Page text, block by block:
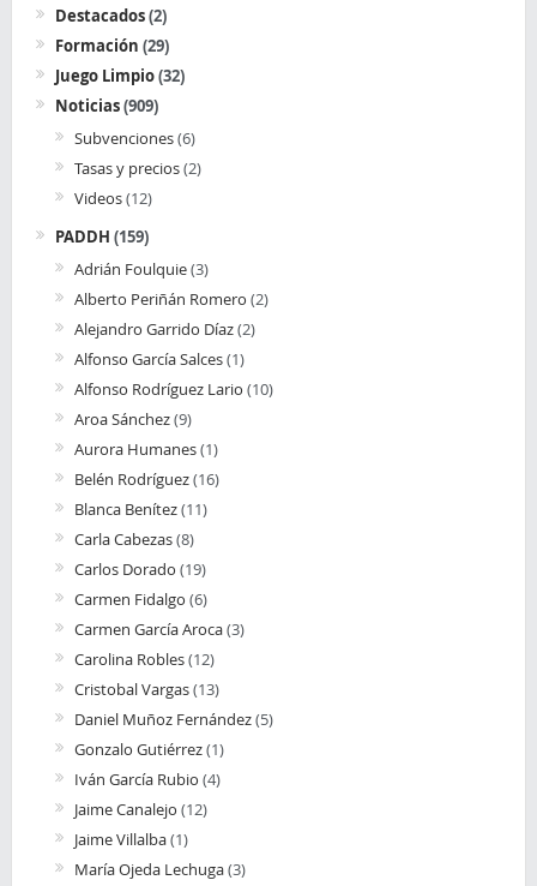
Destacados(2)
Formación (29)
Juego Limpio(32)
Noticias(909)
Subvenciones(6)
Tasas y precios(2)
Videos(12)
PADDH (159)
Adrián Foulquie(3)
Alberto Periñán Romero (2)
Alejandro Garrido Díaz(2)
Alfonso García Salces(1)
Alfonso Rodríguez Lario (10)
Aroa Sánchez(9)
Aurora Humanes(1)
Belén Rodríguez(16)
Blanca Benítez(11)
Carla Cabezas(8)
Carlos Dorado (19)
Carmen Fidalgo (6)
Carmen García Aroca(3)
Carolina Robles(12)
Cristobal Vargas(13)
Daniel Muñoz Fernández(5)
Gonzalo Gutiérrez(1)
Iván García Rubio (4)
Jaime Canalejo (12)
Jaime Villalba(1)
María Ojeda Lechuga(3)